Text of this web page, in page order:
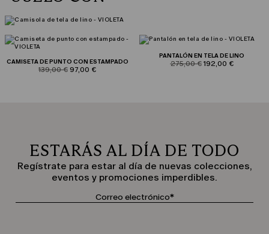
CAMISETA DE PUNTO CON ESTAMPADO
product.price.original
139,00 € product.price.sale
97,00 €
PANTALÓN EN TELA DE LINO
product.price.original
275,00 €product.price.sale
192,00 €
ESTARÁS AL DÍA DE TODO
Regístrate para estar al día de nuevas colecciones,
eventos y promociones imperdibles.